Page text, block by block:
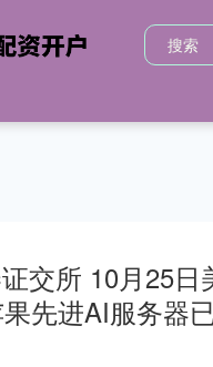
交所 10月25日
先进AI服务器